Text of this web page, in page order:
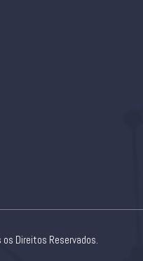
Direitos Reservados.